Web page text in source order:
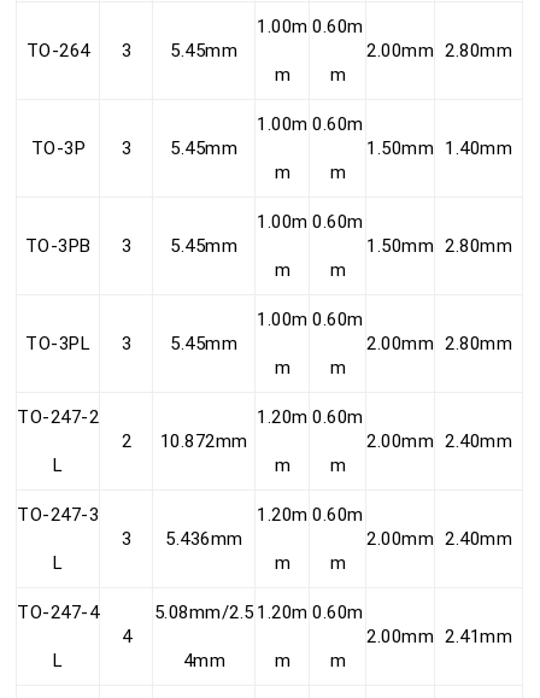
TO-264 3 5.45mm
1.00m
m
0.60m
m
2.00mm 2.80mm
TO-3P 3 5.45mm
1.00m
m
0.60m
m
1.50mm 1.40mm
TO-3PB 3 5.45mm
1.00m
m
0.60m
m
1.50mm 2.80mm
TO-3PL 3 5.45mm
1.00m
m
0.60m
m
2.00mm 2.80mm
TO-247-2
L
2 10.872mm
1.20m
m
0.60m
m
2.00mm 2.40mm
TO-247-3
L
3 5.436mm
1.20m
m
0.60m
m
2.00mm 2.40mm
TO-247-4
L
4
5.08mm/2.5
4mm
1.20m
m
0.60m
m
2.00mm 2.41mm